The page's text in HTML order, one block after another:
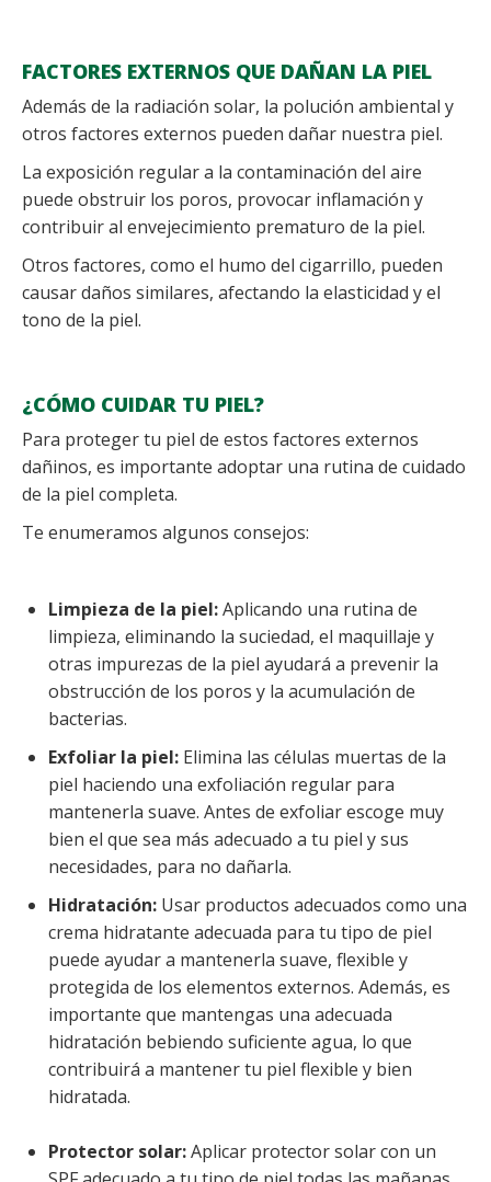
FACTORES EXTERNOS QUE DAÑAN LA PIEL
Además de la radiación solar, la polución ambiental y
otros factores externos pueden dañar nuestra piel.
La exposición regular a la contaminación del aire
puede obstruir los poros, provocar inflamación y
contribuir al envejecimiento prematuro de la piel.
Otros factores, como el humo del cigarrillo, pueden
causar daños similares, afectando la elasticidad y el
tono de la piel.
¿CÓMO CUIDAR TU PIEL?
Para proteger tu piel de estos factores externos
dañinos, es importante adoptar una rutina de cuidado
de la piel completa.
Te enumeramos algunos consejos:
Limpieza de la piel:Aplicando una rutina de
limpieza, eliminando la suciedad, el maquillaje y
otras impurezas de la piel ayudará a prevenir la
obstrucción de los poros y la acumulación de
bacterias.
Exfoliar la piel: Elimina las células muertas de la
piel haciendo una exfoliación regular para
mantenerla suave. Antes de exfoliar escoge muy
bien el que sea más adecuado a tu piel y sus
necesidades, para no dañarla.
Hidratación: Usar productos adecuados como una
crema hidratante adecuada para tu tipo de piel
puede ayudar a mantenerla suave, flexible y
protegida de los elementos externos. Además, es
importante que mantengas una adecuada
hidratación bebiendo suficiente agua, lo que
contribuirá a mantener tu piel flexible y bien
hidratada.
Protector solar:Aplicar protector solar con un